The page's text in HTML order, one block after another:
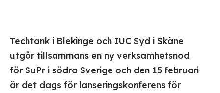
Techtank i Blekinge och IUC Syd i Skåne
utgör tillsammans en ny verksamhetsnod
för SuPr i södra Sverige och den 15 februari
är det dags för lanseringskonferens för